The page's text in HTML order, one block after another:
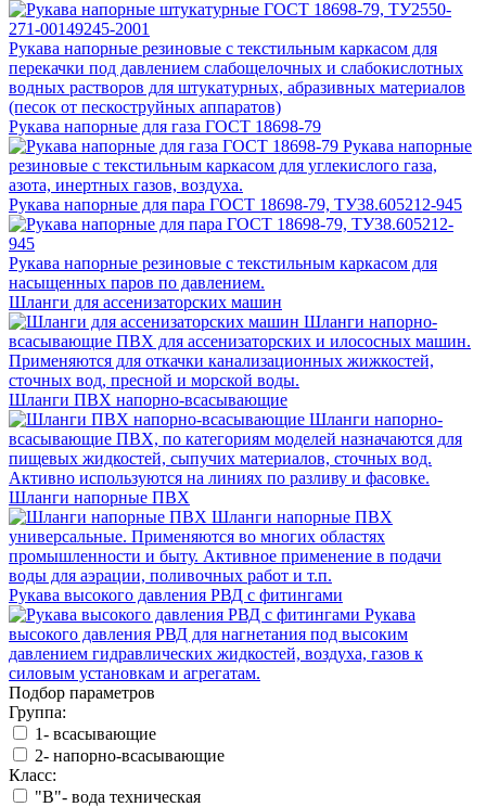
Рукава напорные резиновые с текстильным каркасом для
перекачки под давлением слабощелочных и слабокислотных
водных растворов для штукатурных, абразивных материалов
(песок от пескоструйных аппаратов)
Рукава напорные для газа ГОСТ 18698-79
Рукава напорные
резиновые с текстильным каркасом для углекислого газа,
азота, инертных газов, воздуха.
Рукава напорные для пара ГОСТ 18698-79, ТУ38.605212-945
Рукава напорные резиновые с текстильным каркасом для
насыщенных паров по давлением.
Шланги для ассенизаторских машин
Шланги напорно-
всасывающие ПВХ для ассенизаторских и илососных машин.
Применяются для откачки канализационных жижкостей,
сточных вод, пресной и морской воды.
Шланги ПВХ напорно-всасывающие
Шланги напорно-
всасывающие ПВХ, по категориям моделей назначаются для
пищевых жидкостей, сыпучих материалов, сточных вод.
Активно используются на линиях по разливу и фасовке.
Шланги напорные ПВХ
Шланги напорные ПВХ
универсальные. Применяются во многих областях
промышленности и быту. Активное применение в подачи
воды для аэрации, поливочных работ и т.п.
Рукава высокого давления РВД с фитингами
Рукава
высокого давления РВД для нагнетания под высоким
давлением гидравлических жидкостей, воздуха, газов к
силовым установкам и агрегатам.
Подбор параметров
Группа:
1- всасывающие
2- напорно-всасывающие
Класс:
"В"- вода техническая